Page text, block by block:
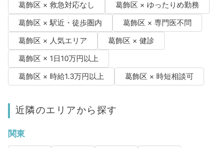
葛飾区 × 救急対応なし
葛飾区 × ゆったりめ勤務
葛飾区 × 駅近・徒歩圏内
葛飾区 × 専門医不問
葛飾区 × 人気エリア
葛飾区 × 健診
葛飾区 × 1日10万円以上
葛飾区 × 時給1.3万円以上
葛飾区 × 時短相談可
近隣のエリアから探す
関東